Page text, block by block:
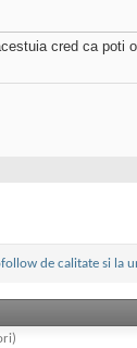
cred ca poti
de calitate si la